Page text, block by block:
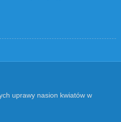
uprawy nasion kwiatów w